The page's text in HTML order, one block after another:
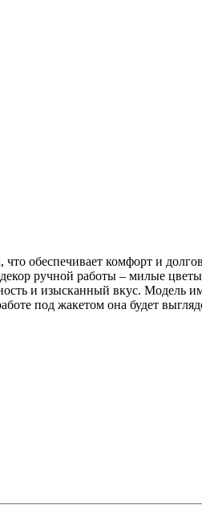
обеспечивает комфорт и
ручной работы – милые
и изысканный вкус. Модель
под жакетом она будет